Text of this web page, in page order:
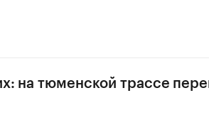
на тюменской трассе